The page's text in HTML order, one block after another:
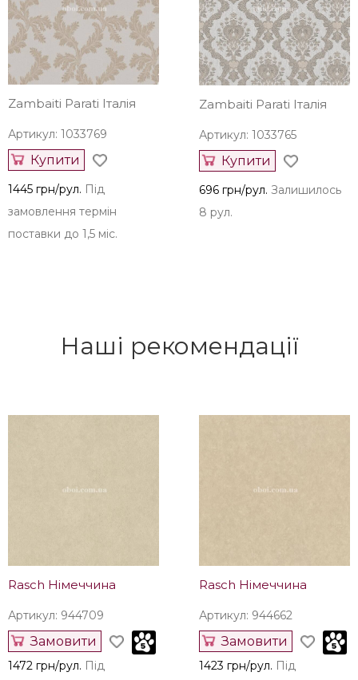
Zambaiti Parati Італія
Артикул: 1033769
Купити
1445 грн/рул. Під
замовлення термін
поставки до 1,5 міс.
Zambaiti Parati Італія
Артикул: 1033765
Купити
696 грн/рул. Залишилось
8 рул.
Наші рекомендації
Rasch Німеччина
Артикул: 944709
Замовити
1472 грн/рул. Під
Rasch Німеччина
Артикул: 944662
Замовити
1423 грн/рул. Під